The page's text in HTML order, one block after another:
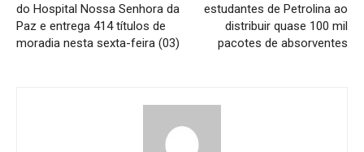
do Hospital Nossa Senhora da
Paz e entrega 414 títulos de
moradia nesta sexta-feira (03)
estudantes de Petrolina ao
distribuir quase 100 mil
pacotes de absorventes